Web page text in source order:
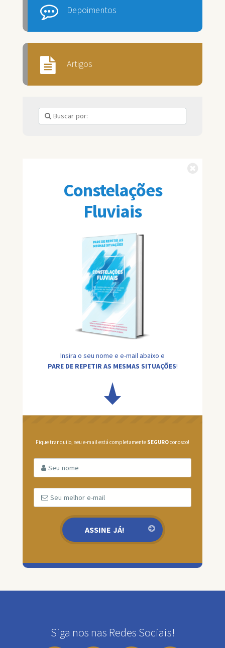
Depoimentos
Artigos
Constelações
Fluviais
Insira o seu nome e e-mail abaixo e
PARE DE REPETIR AS MESMAS SITUAÇÕES!
Fique tranquilo, seu e-mail está completamente SEGUROconosco!
Siga nos nas Redes Sociais!